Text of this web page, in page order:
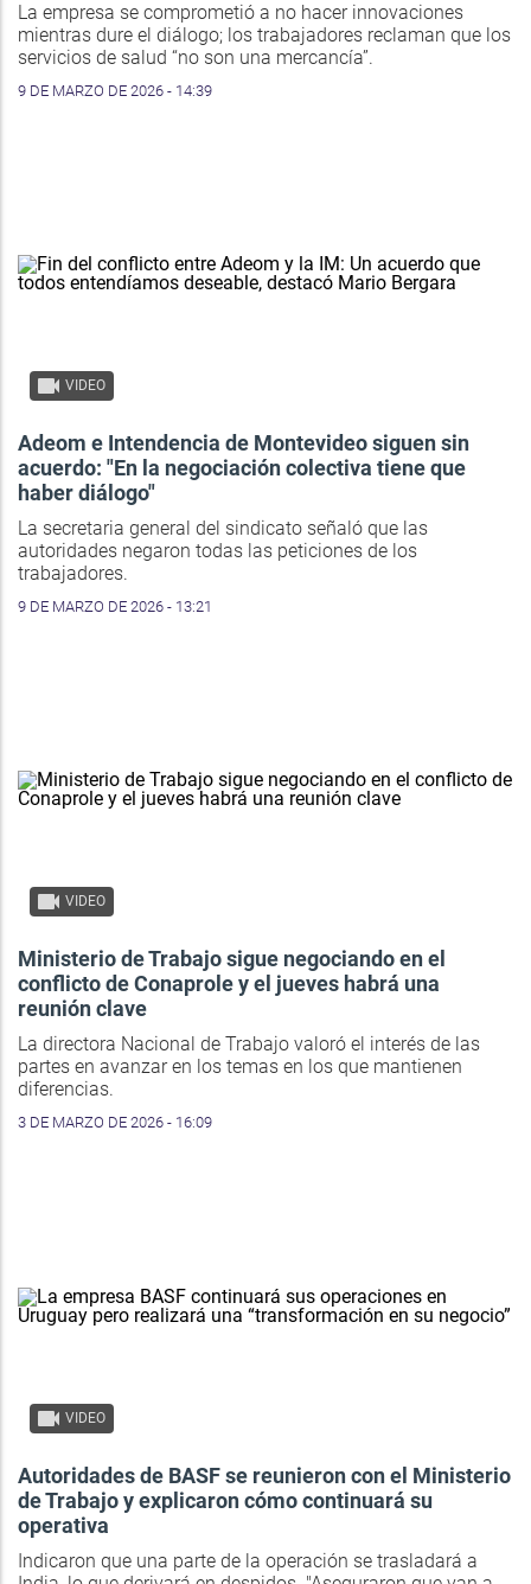
La empresa se comprometió a no hacer innovaciones
mientras dure el diálogo; los trabajadores reclaman que los
servicios de salud “no son una mercancía”.
9 DE MARZO DE 2026 - 14:39
VIDEO
Adeom e Intendencia de Montevideo siguen sin
acuerdo: "En la negociación colectiva tiene que
haber diálogo"
La secretaria general del sindicato señaló que las
autoridades negaron todas las peticiones de los
trabajadores.
9 DE MARZO DE 2026 - 13:21
VIDEO
Ministerio de Trabajo sigue negociando en el
conflicto de Conaprole y el jueves habrá una
reunión clave
La directora Nacional de Trabajo valoró el interés de las
partes en avanzar en los temas en los que mantienen
diferencias.
3 DE MARZO DE 2026 - 16:09
VIDEO
Autoridades de BASF se reunieron con el Ministerio
de Trabajo y explicaron cómo continuará su
operativa
Indicaron que una parte de la operación se trasladará a